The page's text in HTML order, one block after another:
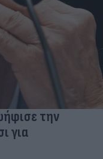
την
για